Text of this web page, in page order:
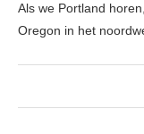
Als we Portland
Oregon in het